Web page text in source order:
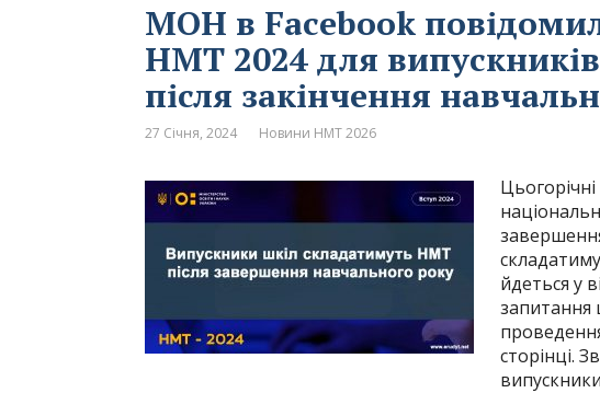
МОН в Facebook
НМТ 2024 для
після закінчення
27 Січня, 2024 Новини НМТ 2026
йдеться у
запитання
сторінці.